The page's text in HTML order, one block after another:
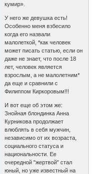
кумир».
У него же девушка есть!
Особенно меня взбесило
когда его назвали
малолеткой, *как человек
может писать статью, если он
даже не знает, что после 18
лет, человек является
взрослым, а не малолетним*
да еще и сравнили с
Филиппом Киркоровым!!!
И вот еще об этом же:
Знойная блондинка Анна
Курникова продолжает
влюблять в себя мужчин,
независимо от их возраста,
социального статуса и
национальности. Ее
очередной "жертвой" стал
юный, но уже известный на